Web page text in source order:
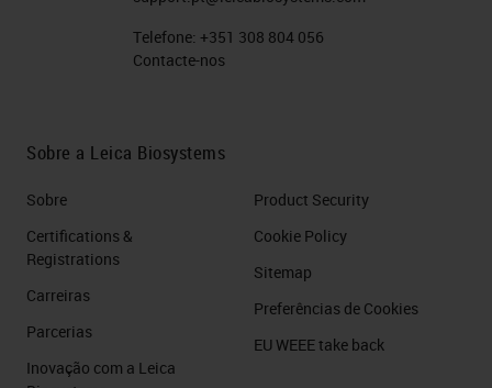
Telefone: +351 308 804 056
Contacte-nos
Sobre a Leica Biosystems
Sobre
Certifications &
Registrations
Carreiras
Parcerias
Inovação com a Leica
Product Security
Cookie Policy
Sitemap
Preferências de Cookies
EU WEEE take back